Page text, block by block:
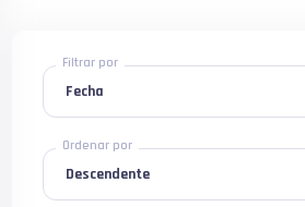
Filtrar por
Ordenar por